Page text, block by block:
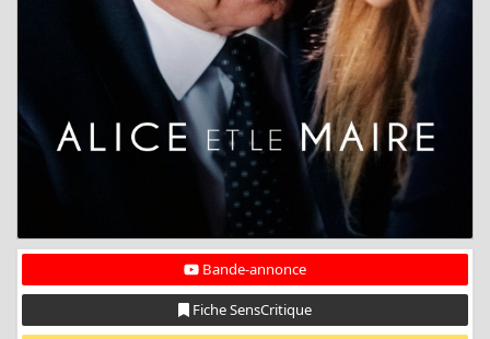
Bande-annonce
Fiche SensCritique